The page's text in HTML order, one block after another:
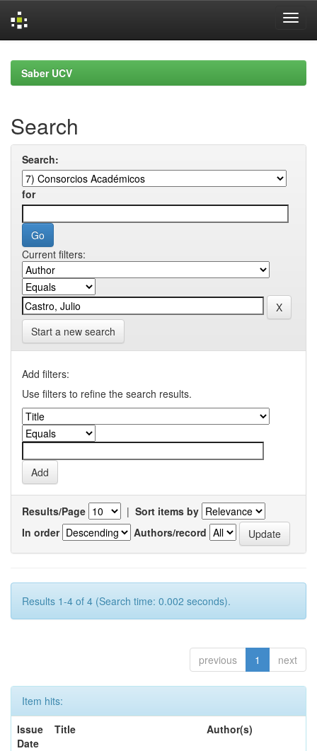
navigationSaber UCV
Search
Search:
for
Current filters:
Start a new search
Add filters:
Use filters to refine the search results.
Results/Page | Sort items by
In order
Authors/record
Results 1-4 of 4 (Search time: 0.002 seconds).
previous 1 next
Item hits:
Issue
Date
Title Author(s)